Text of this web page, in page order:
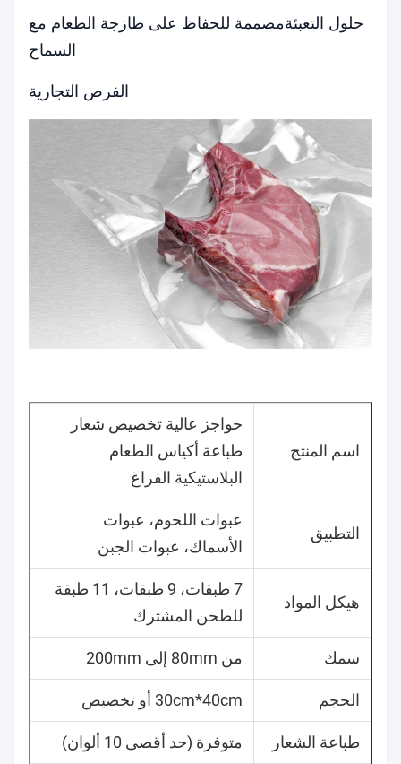
حلول التعبئةمصممة للحفاظ على طازجة الطعام مع
السماح
الفرص التجارية
اسم المنتج
حواجز عالية تخصيص شعار
طباعة أكياس الطعام
البلاستيكية الفراغ
التطبيق
عبوات اللحوم، عبوات
الأسماك، عبوات الجبن
هيكل المواد
7 طبقات، 9 طبقات، 11 طبقة
للطحن المشترك
سمك من 80mm إلى 200mm
الحجم 30cm*40cm أو تخصيص
طباعة الشعار متوفرة (حد أقصى 10 ألوان)